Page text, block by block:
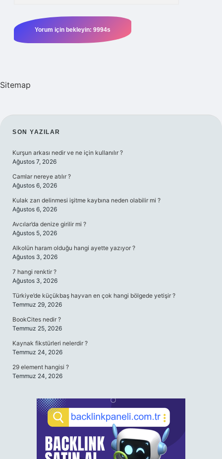
Sitemap
SIDEBAR
SON YAZILAR
Kurşun arkası nedir ve ne için kullanılır ?
Ağustos 7, 2026
Camlar nereye atılır ?
Ağustos 6, 2026
Kulak zarı delinmesi işitme kaybına neden olabilir mi ?
Ağustos 6, 2026
Avcılar’da denize girilir mi ?
Ağustos 5, 2026
Alkolün haram olduğu hangi ayette yazıyor ?
Ağustos 3, 2026
7 hangi renktir ?
Ağustos 3, 2026
Türkiye’de küçükbaş hayvan en çok hangi bölgede yetişir ?
Temmuz 29, 2026
BookCites nedir ?
Temmuz 25, 2026
Kaynak fikstürleri nelerdir ?
Temmuz 24, 2026
29 element hangisi ?
Temmuz 24, 2026